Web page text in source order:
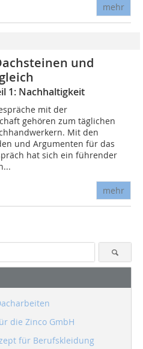
mehr
und
1: Nachhaltigkeit
mit der
gehören zum täglichen
Mit den
und Argumenten für das
hat sich ein führender
mehr
die Zinco GmbH
für Berufskleidung